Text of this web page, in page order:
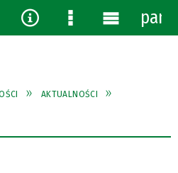
AKTUALNOŚCI
Narzędzia
MenuMenu